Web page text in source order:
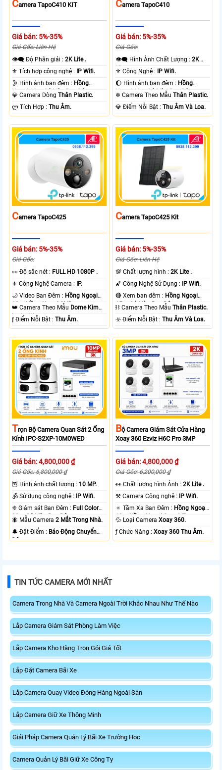
CAmera TapoC410 KIT
Giá bán: 5%-35%
Giá Gốc: Liên Hệ
👁️‍🗨 Độ Phân giải :2K Lite .
⚜️ Tích hợp công nghệ : IP Wifi.
🌛 Hình ảnh ban đêm : Hồng
Ngoại 10m Có Màu Ban Ðêm.
💎 Camera DòngThân Plastic.
️ლ Tích Hợp :Thu Âm.
CAmera TapoC410
Giá bán: 5%-35%
Giá Gốc:
👁️‍🗨 Hình Ành Chất Lượng :2K
Lite .
⚜️ Công Nghệ : IP Wifi.
🌔 Hình ảnh ban đêm : Hồng
Ngoại 10m Có Màu Ban Ðêm.
❄ Camera Theo MẫuThân Plastic.
️💎 Điểm Nỗi Bật :Thu Âm Và Loa.
CAmera TapoC425
Giá bán: 5%-35%
Giá Gốc:
️👀 Độ sắc nét : FULL HD 1080P .
⚜️ Công Nghệ Camera : IP.
🌙 Video Ban Đêm : Hồng Ngoại
10m Hồng Ngoại SMD.
👑 Camera Theo Mẫu Dome Kim
loại + Nhựa.
️ƒ Điểm Nỗi Bật :Thu Âm.
CAmera TapoC425 Kit
Giá bán: 5%-35%
Giá Gốc: Liên Hệ
💯 Chất lượng hình :2K Lite .
🌠 Công Nghệ Sử Dụng : IP Wifi.
🔴 Xem ban đêm : Hồng Ngoại
15m Có Màu Ban Ðêm.
⛓ Camera Theo MẫuThân Plastic.
️☣️ Điểm Nỗi Bật :Thu Âm Và Loa.
TRọn Bộ Camera Quan Sát 2 Ống
Kính IPC-S2XP-10M0WED
Giá bán: 4,800,000 ₫
Giá Gốc: 6,800,000 ₫
🦉 Hình ảnh chất lượng : 10 MP.
🕉️ Sử dụng công nghệ : IP Wifi.
❈ Giám sát Ban Đêm : Full Color
20m Có Màu Ban Ðêm.
🐜 Mẫu Camera2 Mắt Trong Nhà.
️🔔 Đặt Điểm : Báo Động Chuyển
Động.
BỘ Camera Giám Sát Cửa Hàng
Xoay 360 Ezviz H6C Pro 3MP
Giá bán: 4,800,000 ₫
Giá Gốc: 6,200,000 ₫
️👀 Chất lượng hình Ảnh :2K Lite .
⚒ Camera Công nghệ : IP Wifi.
🔅 Tầm Xa Ban Đêm : Hồng Ngoại
10m Hồng Ngoại Smart IR.
💦 Loại CameraXoay 360.
️ƒ Chức Năng :Xoay 360 Thu Âm.
TIN TỨC CAMERA MỚI NHẤT
Camera Trong Nhà Và Camera Ngoài Trời Khác Nhau Như Thế Nào
Lắp Camera Giám Sát Phòng Làm Việc
Lắp Camera Kho Hàng Trọn Gói Giá Tốt
Lắp Đặt Camera Bãi Xe
Lắp Camera Quay Video Đóng Hàng Ngoài Sàn
Lắp Camera Giữ Xe Thông Minh
Giải Pháp Camera Quản Lý Bãi Xe Trường Học
Camera Quản Lý Bãi Giữ Xe Công Ty